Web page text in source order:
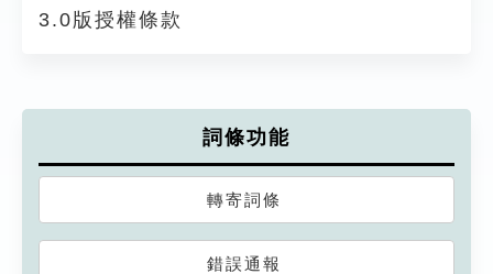
3.0版授權條款
詞條功能
轉寄詞條
錯誤通報